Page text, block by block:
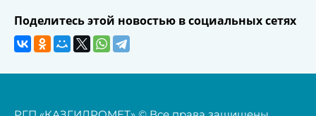
Поделитесь этой новостью в социальных сетях